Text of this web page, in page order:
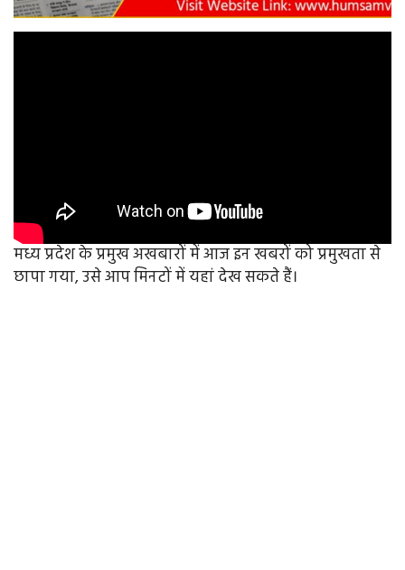
मध्य प्रदेश के प्रमुख अखबारों में आज इन खबरों को प्रमुखता से
छापा गया, उसे आप मिनटों में यहां देख सकते हैं।